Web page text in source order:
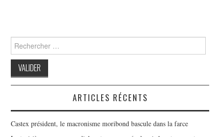
Search
for:
ARTICLES RÉCENTS
Castex président, le macronisme moribond bascule dans la farce